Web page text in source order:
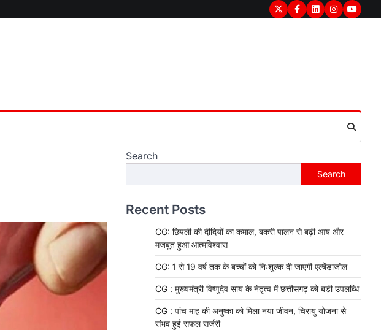
TwitterFacebook
LinkedInInstagram
Search
Search
Recent Posts
CG: छिपली की दीदियों का कमाल, बकरी पालन से बढ़ी आय और
मजबूत हुआ आत्मविश्वास
CG: 1 से 19 वर्ष तक के बच्चों को निःशुल्क दी जाएगी एल्बेंडाजोल
CG : मुख्यमंत्री विष्णुदेव साय के नेतृत्व में छत्तीसगढ़ को बड़ी उपलब्धि
CG : पांच माह की अनुष्का को मिला नया जीवन, चिरायु योजना से
संभव हुई सफल सर्जरी